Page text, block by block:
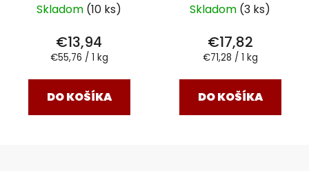
Skladom (10 ks)
€13,94
Jednotková
€55,76 / 1 kg
DO KOŠÍKA
Skladom (3 ks)
€17,82
Jednotková
€71,28 / 1 kg
DO KOŠÍKA